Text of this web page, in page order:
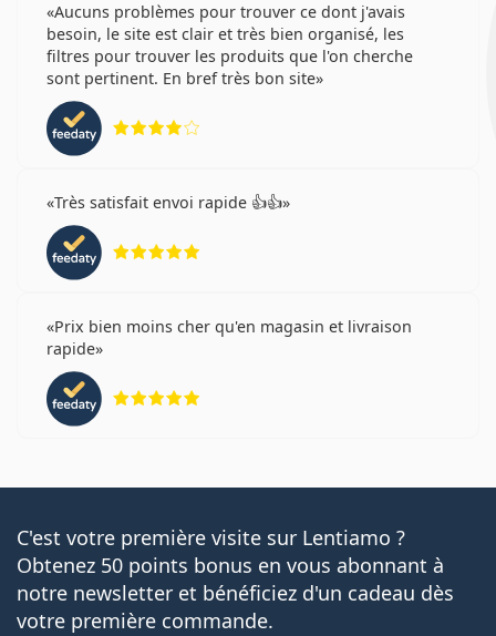
Aucuns problèmes pour trouver ce dont j'avais
besoin, le site est clair et très bien organisé, les
filtres pour trouver les produits que l'on cherche
sont pertinent. En bref très bon site
Très satisfait envoi rapide 👍👍
Prix bien moins cher qu'en magasin et livraison
rapide
C'est votre première visite sur Lentiamo ?
Obtenez 50 points bonus en vous abonnant à
notre newsletter et bénéficiez d'un cadeau dès
votre première commande.